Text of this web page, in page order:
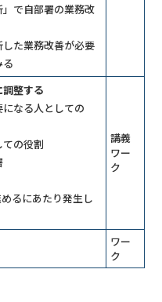
で自部署の業務改
た業務改善が必要
る
整する
になる人としての
ての役割
るにあたり発生し
講義
ワー
ク
ワー
ク